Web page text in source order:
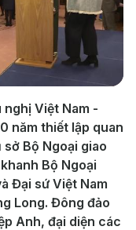
Việt Nam -
năm thiết lập quan
Bộ Ngoại giao
Bộ Ngoại
Đại sứ Việt Nam
Long. Đông đảo
Anh, đại diện các